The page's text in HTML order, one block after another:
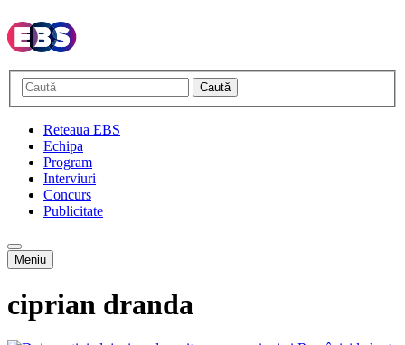
Caută
Reteaua EBS
Echipa
Program
Interviuri
Concurs
Publicitate
Meniu
ciprian dranda